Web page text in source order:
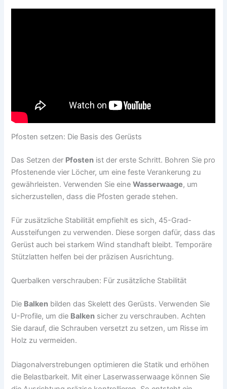
Pfosten setzen: Die Basis des Gerüsts
Das Setzen der Pfosten ist der erste Schritt. Bohren Sie pro
Pfostenende vier Löcher, um eine feste Verankerung zu
gewährleisten. Verwenden Sie eineWasserwaage, um
sicherzustellen, dass die Pfosten gerade stehen.
Für zusätzliche Stabilität empfiehlt es sich, 45-Grad-
Aussteifungen zu verwenden. Diese sorgen dafür, dass das
Gerüst auch bei starkem Wind standhaft bleibt. Temporäre
Stützlatten helfen bei der präzisen Ausrichtung.
Querbalken verschrauben: Für zusätzliche Stabilität
Die Balken bilden das Skelett des Gerüsts. Verwenden Sie
U-Profile, um die Balken sicher zu verschrauben. Achten
Sie darauf, die Schrauben versetzt zu setzen, um Risse im
Holz zu vermeiden.
Diagonalverstrebungen optimieren die Statik und erhöhen
die Belastbarkeit. Mit einer Laserwasserwaage können Sie